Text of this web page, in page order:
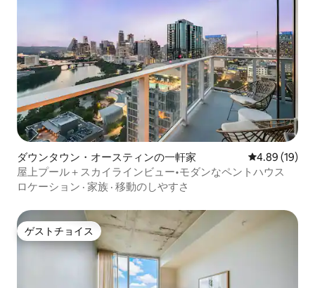
ダウンタウン・オースティンの一軒家 レビュー19
4.89 (19)
屋上プール＋スカイラインビュー•モダンなペントハウス
ロケーション · 家族 · 移動のしやすさ
ゲストチョイス
ゲストチョイス